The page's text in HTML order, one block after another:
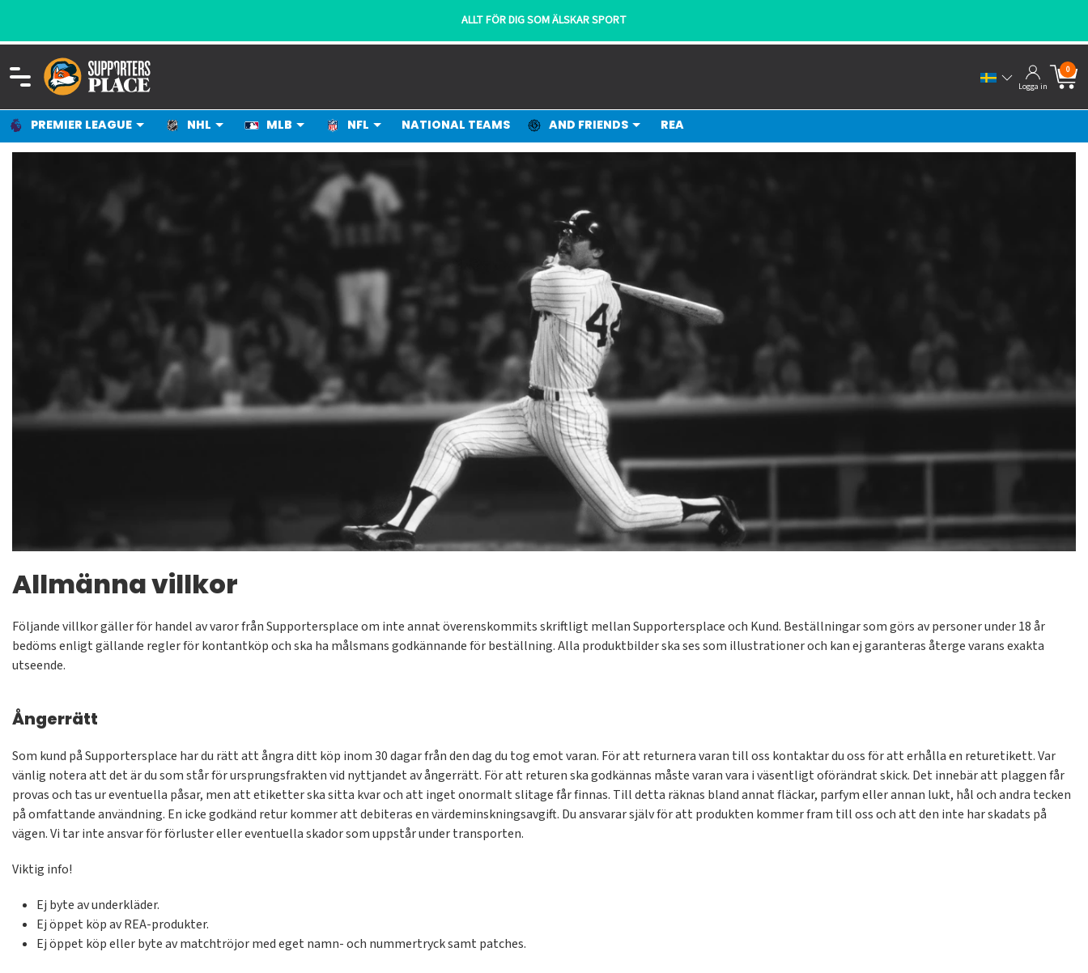
Logga in
0
PREMIER LEAGUE NHL MLB NFL NATIONAL TEAMS AND FRIENDS REA
Allmänna villkor
Följande villkor gäller för handel av varor från Supportersplace om inte annat överenskommits skriftligt mellan Supportersplace och Kund. Beställningar som görs av personer under 18 år
bedöms enligt gällande regler för kontantköp och ska ha målsmans godkännande för beställning. Alla produktbilder ska ses som illustrationer och kan ej garanteras återge varans exakta
utseende.
Ångerrätt
Som kund på Supportersplace har du rätt att ångra ditt köp inom 30 dagar från den dag du tog emot varan. För att returnera varan till oss kontaktar du oss för att erhålla en returetikett. Var
vänlig notera att det är du som står för ursprungsfrakten vid nyttjandet av ångerrätt. För att returen ska godkännas måste varan vara i väsentligt oförändrat skick. Det innebär att plaggen får
provas och tas ur eventuella påsar, men att etiketter ska sitta kvar och att inget onormalt slitage får finnas. Till detta räknas bland annat fläckar, parfym eller annan lukt, hål och andra tecken
på omfattande användning. En icke godkänd retur kommer att debiteras en värdeminskningsavgift. Du ansvarar själv för att produkten kommer fram till oss och att den inte har skadats på
vägen. Vi tar inte ansvar för förluster eller eventuella skador som uppstår under transporten.
Viktig info!
Ej byte av underkläder.
Ej öppet köp av REA-produkter.
Ej öppet köp eller byte av matchtröjor med eget namn- och nummertryck samt patches.